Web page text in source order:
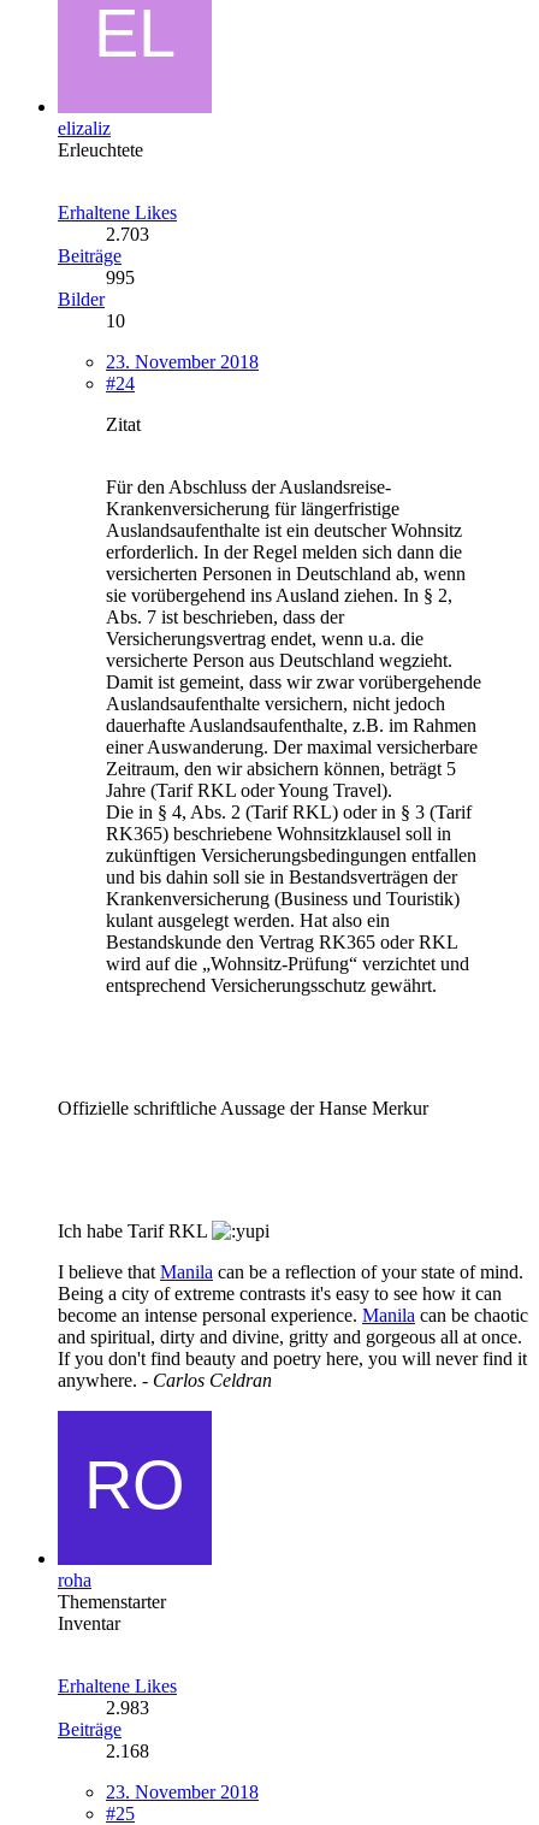
elizaliz
Erleuchtete
Erhaltene Likes
2.703
Beiträge
995
Bilder
10
23. November 2018
#24
Zitat
Für den Abschluss der Auslandsreise-
Krankenversicherung für längerfristige
Auslandsaufenthalte ist ein deutscher Wohnsitz
erforderlich. In der Regel melden sich dann die
versicherten Personen in Deutschland ab, wenn
sie vorübergehend ins Ausland ziehen. In § 2,
Abs. 7 ist beschrieben, dass der
Versicherungsvertrag endet, wenn u.a. die
versicherte Person aus Deutschland wegzieht.
Damit ist gemeint, dass wir zwar vorübergehende
Auslandsaufenthalte versichern, nicht jedoch
dauerhafte Auslandsaufenthalte, z.B. im Rahmen
einer Auswanderung. Der maximal versicherbare
Zeitraum, den wir absichern können, beträgt 5
Jahre (Tarif RKL oder Young Travel).
Die in § 4, Abs. 2 (Tarif RKL) oder in § 3 (Tarif
RK365) beschriebene Wohnsitzklausel soll in
zukünftigen Versicherungsbedingungen entfallen
und bis dahin soll sie in Bestandsverträgen der
Krankenversicherung (Business und Touristik)
kulant ausgelegt werden. Hat also ein
Bestandskunde den Vertrag RK365 oder RKL
wird auf die „Wohnsitz-Prüfung“ verzichtet und
entsprechend Versicherungsschutz gewährt.
Offizielle schriftliche Aussage der Hanse Merkur
Ich habe Tarif RKL
I believe that Manila can be a reflection of your state of mind.
Being a city of extreme contrasts it's easy to see how it can
become an intense personal experience. Manila can be chaotic
and spiritual, dirty and divine, gritty and gorgeous all at once.
If you don't find beauty and poetry here, you will never find it
anywhere. - Carlos Celdran
roha
Themenstarter
Inventar
Erhaltene Likes
2.983
Beiträge
2.168
23. November 2018
#25